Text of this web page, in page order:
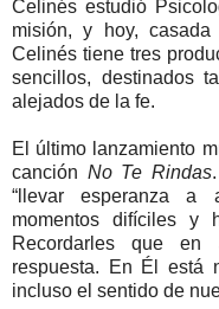
Celinés estudió
misión, y hoy,
Celinés tiene tres
sencillos, destinados
alejados de la fe.
El último lanzamiento
canción No Te Rindas
“llevar esperanza a
momentos difíciles y
Recordarles que en
respuesta. En Él está
incluso el sentido de